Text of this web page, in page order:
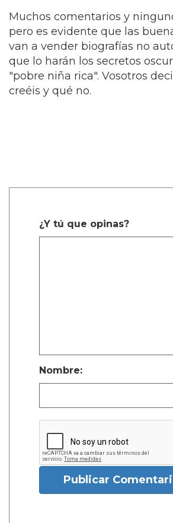
Muchos comentarios y
pero es evidente que las
van a vender biografías no
que lo harán los secretos
"pobre niña rica". Vosotros
creéis y qué no.
¿Y tú que opinas?
Nombre:
Publicar